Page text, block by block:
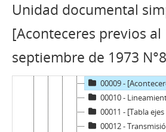
Unidad documental
[Aconteceres previos al
septiembre de 1973
00004 - [Aconteceres
00005 - [Aconteceres
00006 - [Aconteceres
00007 - [Aconteceres
00009 - [Aconteceres
00010 -
00011 - [Tabla
00012 -